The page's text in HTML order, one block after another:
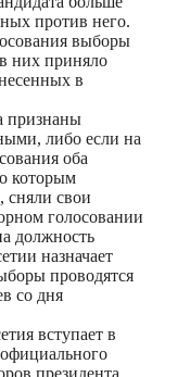
против него.
выборы
них приняло
в
признаны
либо если на
оба
которым
сняли свои
голосовании
должность
назначает
проводятся
со дня
вступает в
президента